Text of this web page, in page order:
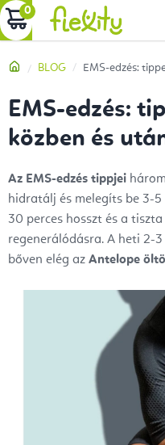
Ugrás
a
tartalomhoz
KOSÁR
Kezdőlap
BLOG EMS-edzés:
EMS-edzés:
közben és
Az EMS-edzés tippjei
hidratálj és melegíts be 3-
30 perces hosszt és a
regenerálódásra. A heti 2-
bőven elég az Antelope